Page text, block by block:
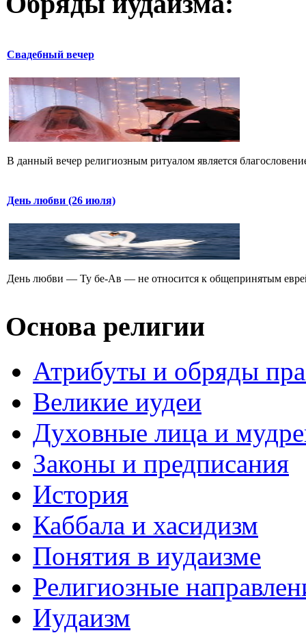
Свадебный вечер
В данный вечер религиозным ритуалом является
День любви (26 июля)
День любви — Ту бе-Ав — не относится к общепринятым
Основа религии
Атрибуты и обряды
Великие иудеи
Духовные лица и
Законы и предписания
История
Каббала и хасидизм
Понятия в иудаизме
Религиозные
Иудаизм